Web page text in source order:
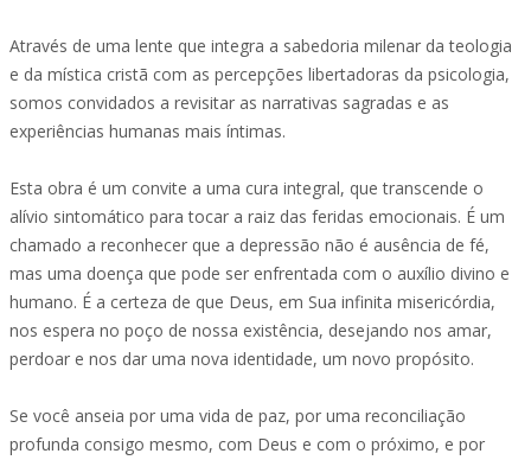
Através de uma lente que integra a sabedoria milenar da teologia
e da mística cristã com as percepções libertadoras da psicologia,
somos convidados a revisitar as narrativas sagradas e as
experiências humanas mais íntimas.
Esta obra é um convite a uma cura integral, que transcende o
alívio sintomático para tocar a raiz das feridas emocionais. É um
chamado a reconhecer que a depressão não é ausência de fé,
mas uma doença que pode ser enfrentada com o auxílio divino e
humano. É a certeza de que Deus, em Sua infinita misericórdia,
nos espera no poço de nossa existência, desejando nos amar,
perdoar e nos dar uma nova identidade, um novo propósito.
Se você anseia por uma vida de paz, por uma reconciliação
profunda consigo mesmo, com Deus e com o próximo, e por